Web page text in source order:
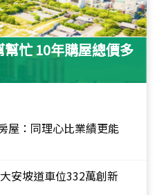
忙 10年購屋總價多
：同理心比業績更能
安坡道車位332萬創新